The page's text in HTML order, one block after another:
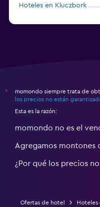
Hoteles en Kluczbork
*
momondo siempre trata de
los precios no están
Esta es la razón:
momondo no es el
Agregamos montones
¿Por qué los precios
Ofertas de hotel Hoteles